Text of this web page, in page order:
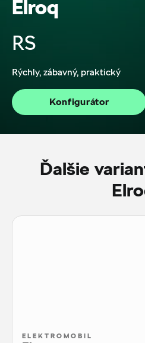
Elroq
RS
Rýchly, zábavný, praktický
Konfigurátor
Ďalšie
ELEKTROMOBIL